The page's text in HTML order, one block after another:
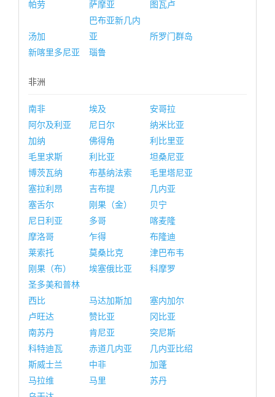
帕劳
萨摩亚 图瓦卢
汤加
巴布亚新几内
亚
所罗门群岛
新喀里多尼亚
瑙鲁
非洲
南非 埃及
安哥拉
阿尔及利亚
尼日尔
纳米比亚
加纳
佛得角
利比里亚
毛里求斯
利比亚
坦桑尼亚
博茨瓦纳
布基纳法索
毛里塔尼亚
塞拉利昂
吉布提
几内亚
塞舌尔
刚果（金）
贝宁
尼日利亚
多哥
喀麦隆
摩洛哥
乍得
布隆迪
莱索托
莫桑比克
津巴布韦
刚果（布）
埃塞俄比亚
科摩罗
圣多美和普林
西比
马达加斯加
塞内加尔
卢旺达
赞比亚
冈比亚
南苏丹
肯尼亚
突尼斯
科特迪瓦
赤道几内亚
几内亚比绍
斯威士兰
中非
加蓬
马拉维
马里
苏丹